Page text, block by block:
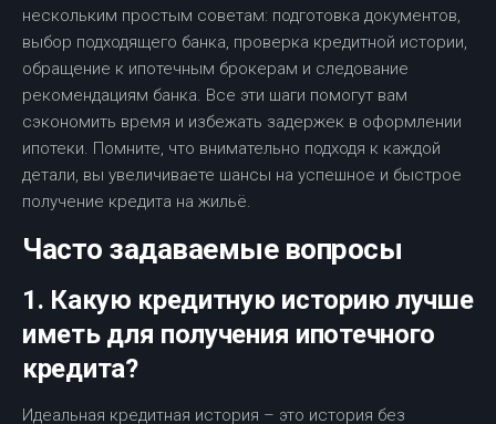
нескольким простым советам: подготовка документов,
выбор подходящего банка, проверка кредитной истории,
обращение к ипотечным брокерам и следование
рекомендациям банка. Все эти шаги помогут вам
сэкономить время и избежать задержек в оформлении
ипотеки. Помните, что внимательно подходя к каждой
детали, вы увеличиваете шансы на успешное и быстрое
получение кредита на жильё.
Часто задаваемые вопросы
1. Какую кредитную историю лучше
иметь для получения ипотечного
кредита?
Идеальная кредитная история – это история без